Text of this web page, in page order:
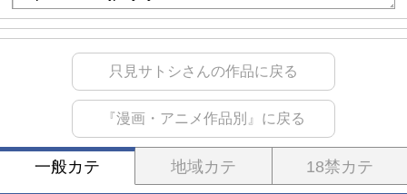
只見サトシさんの作品に戻る
『漫画・アニメ作品別』に戻る
一般カテ 地域カテ 18禁カテ